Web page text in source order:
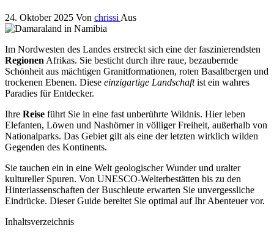
24. Oktober 2025 Von chrissi Aus
Im Nordwesten des Landes erstreckt sich eine der faszinierendsten
Regionen Afrikas. Sie besticht durch ihre raue, bezaubernde
Schönheit aus mächtigen Granitformationen, roten Basaltbergen und
trockenen Ebenen. Diese einzigartige Landschaftist ein wahres
Paradies für Entdecker.
Ihre Reise führt Sie in eine fast unberührte Wildnis. Hier leben
Elefanten, Löwen und Nashörner in völliger Freiheit, außerhalb von
Nationalparks. Das Gebiet gilt als eine der letzten wirklich wilden
Gegenden des Kontinents.
Sie tauchen ein in eine Welt geologischer Wunder und uralter
kultureller Spuren. Von UNESCO-Welterbestätten bis zu den
Hinterlassenschaften der Buschleute erwarten Sie unvergessliche
Eindrücke. Dieser Guide bereitet Sie optimal auf Ihr Abenteuer vor.
Inhaltsverzeichnis